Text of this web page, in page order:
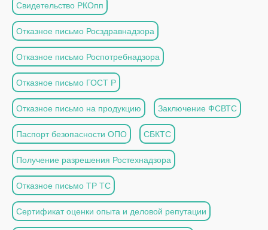
Свидетельство РКОпп
Отказное письмо Росздравнадзора
Отказное письмо Роспотребнадзора
Отказное письмо ГОСТ Р
Отказное письмо на продукцию Заключение ФСВТС
Паспорт безопасности ОПО СБКТС
Получение разрешения Ростехнадзора
Отказное письмо ТР ТС
Сертификат оценки опыта и деловой репутации